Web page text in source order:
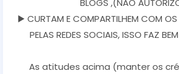
▶️ CURTAM E COMPARTILHEM COM OS
PELAS REDES SOCIAIS, ISSO FAZ
As atitudes acima (manter os